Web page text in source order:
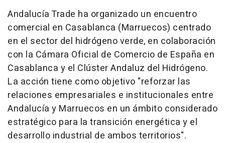
Andalucía Trade ha organizado un encuentro
comercial en Casablanca (Marruecos) centrado
en el sector del hidrógeno verde, en colaboración
con la Cámara Oficial de Comercio de España en
Casablanca y el Clúster Andaluz del Hidrógeno.
La acción tiene como objetivo "reforzar las
relaciones empresariales e institucionales entre
Andalucía y Marruecos en un ámbito considerado
estratégico para la transición energética y el
desarrollo industrial de ambos territorios".